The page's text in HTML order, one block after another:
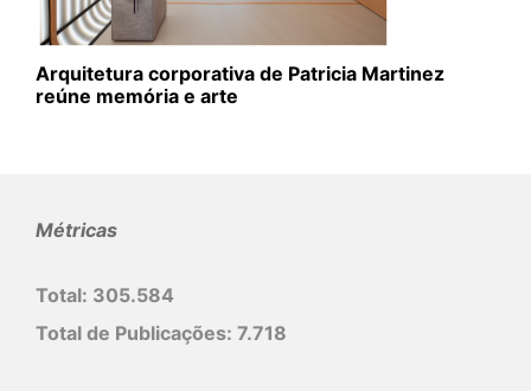
Arquitetura corporativa de Patricia Martinez
reúne memória e arte
Métricas
Total: 305.584
Total de Publicações: 7.718